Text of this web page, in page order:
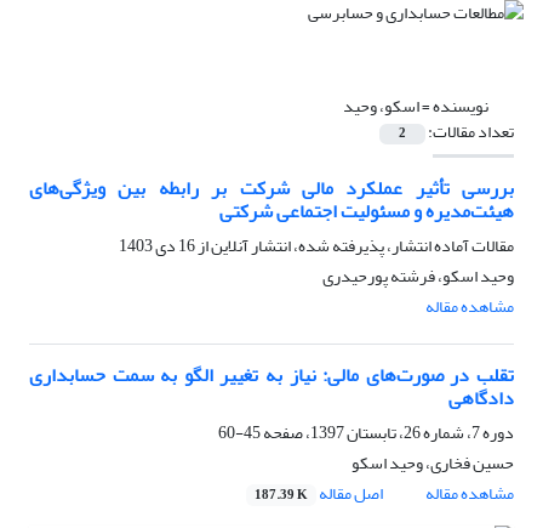
نویسنده =اسکو، وحید
تعداد مقالات: 2
بررسی تأثیر عملکرد مالی شرکت بر رابطه بین ویژگی‌های
هیئت‌مدیره و مسئولیت اجتماعی شرکتی
مقالات آماده انتشار، پذیرفته شده، انتشار آنلاین از16 دی 1403
وحید اسکو، فرشته پورحیدری
مشاهده مقاله
تقلب در صورت‌های مالی: نیاز به تغییر الگو به سمت حسابداری
دادگاهی
دوره 7، شماره 26، تابستان 1397، صفحه
45-60
حسین فخاری، وحید اسکو
مشاهده مقاله
اصل مقاله 187.39 K